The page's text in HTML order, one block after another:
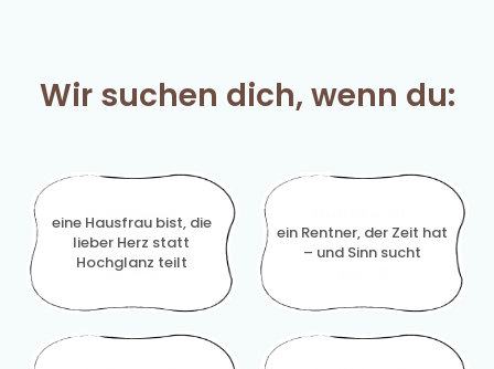
Wir suchen dich, wenn du:
eine Hausfrau bist, die
lieber Herz statt
Hochglanz teilt
ein Rentner, der Zeit hat
– und Sinn sucht